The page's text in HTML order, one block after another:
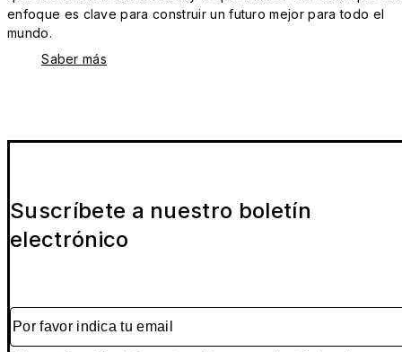
enfoque es clave para construir un futuro mejor para todo el
mundo.
Saber más
Suscríbete a nuestro boletín
electrónico
Por favor indica tu email